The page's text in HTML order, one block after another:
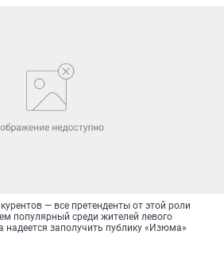
— все претенденты от этой роли
популярный среди жителей левого
надеется заполучить публику «Изюма»